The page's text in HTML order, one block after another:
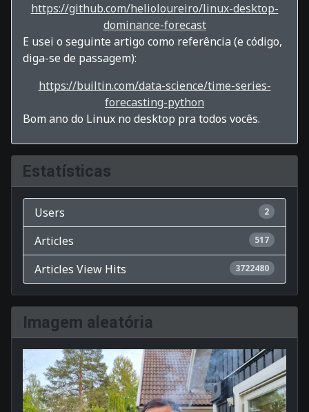
https://github.com/helioloureiro/linux-desktop-
dominance-forecast
E usei o seguinte artigo como referência (e código,
diga-se de passagem):
https://builtin.com/data-science/time-series-
forecasting-python
Bom ano do Linux no desktop pra todos vocês.
Estatísticas
Users 2
Articles 517
Articles View Hits 3722480
Imagem aleatória